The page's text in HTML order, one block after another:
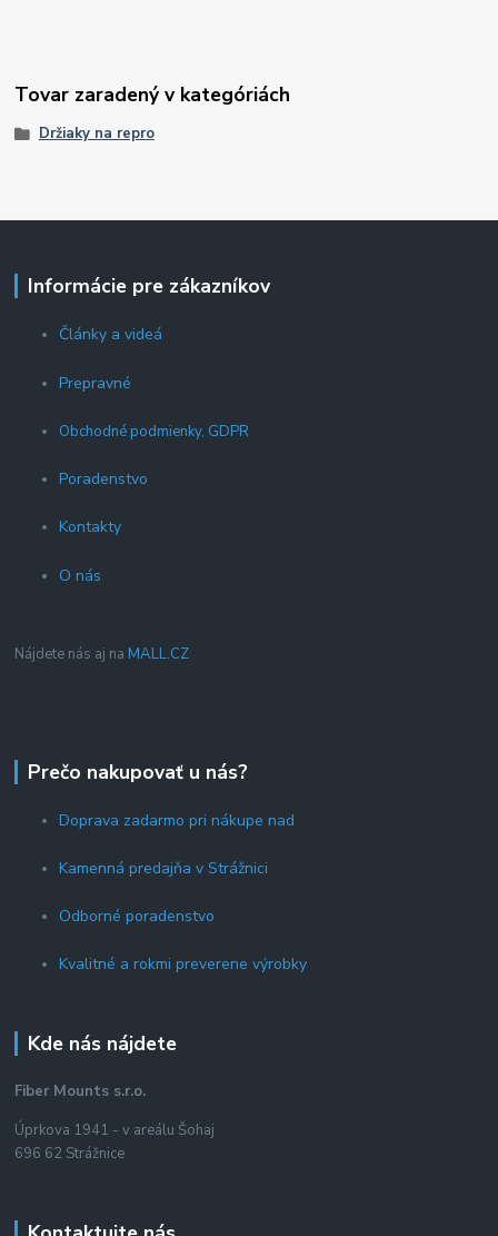
Tovar zaradený v kategóriách
Držiaky na repro
Informácie pre zákazníkov
Články a videá
Prepravné
Obchodné podmienky, GDPR
Poradenstvo
Kontakty
O nás
Nájdete nás aj na MALL.CZ
Prečo nakupovať u nás?
Doprava zadarmo pri nákupe nad
Kamenná predajňa v Strážnici
Odborné poradenstvo
Kvalitné a rokmi preverene výrobky
Kde nás nájdete
Fiber Mounts s.r.o.
Úprkova 1941 - v areálu Šohaj
696 62 Strážnice